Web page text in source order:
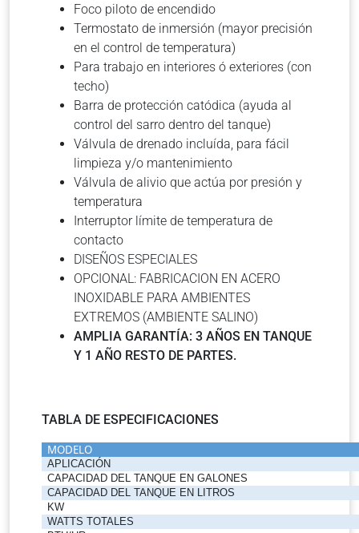
Foco piloto de encendido
Termostato de inmersión (mayor precisión
en el control de temperatura)
Para trabajo en interiores ó exteriores (con
techo)
Barra de protección catódica (ayuda al
control del sarro dentro del tanque)
Válvula de drenado incluída, para fácil
limpieza y/o mantenimiento
Válvula de alivio que actúa por presión y
temperatura
Interruptor límite de temperatura de
contacto
DISEÑOS ESPECIALES
OPCIONAL: FABRICACION EN ACERO
INOXIDABLE PARA AMBIENTES
EXTREMOS (AMBIENTE SALINO)
AMPLIA GARANTÍA: 3 AÑOS EN TANQUE
Y 1 AÑO RESTO DE PARTES.
TABLA DE ESPECIFICACIONES
MODELO
APLICACIÓN
CAPACIDAD DEL TANQUE EN GALONES
CAPACIDAD DEL TANQUE EN LITROS
KW
WATTS TOTALES